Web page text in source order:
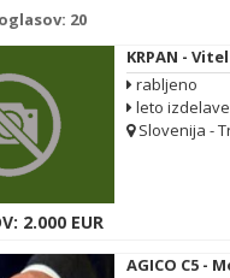
20
KRPAN - Vitel
rabljeno
leto
Slovenija -
2.000 EUR
AGICO C5 -